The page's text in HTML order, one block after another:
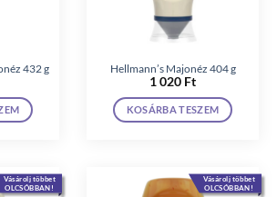
432 g Hellmann’s Majonéz 404 g
1 020 Ft
KOSÁRBA TESZEM
Vásárolj többet
OLCSÓBBAN!
Vásárolj többet
OLCSÓBBAN!